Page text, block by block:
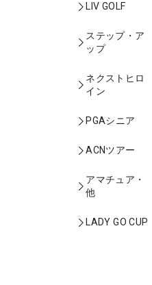
LIV GOLF
ステップ・ア
ップ
ネクストヒロ
イン
PGAシニア
ACNツアー
アマチュア・
他
LADY GO CUP